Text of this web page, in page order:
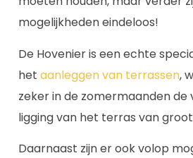
mogelijkheden eindeloos!
De Hovenier is een echte
het aanleggen van terrassen,
zeker in de zomermaanden de
ligging van het terras van
Daarnaast zijn er ook volop